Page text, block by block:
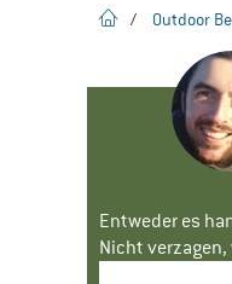
Startseite
/ Outdoor
Entweder es
Nicht